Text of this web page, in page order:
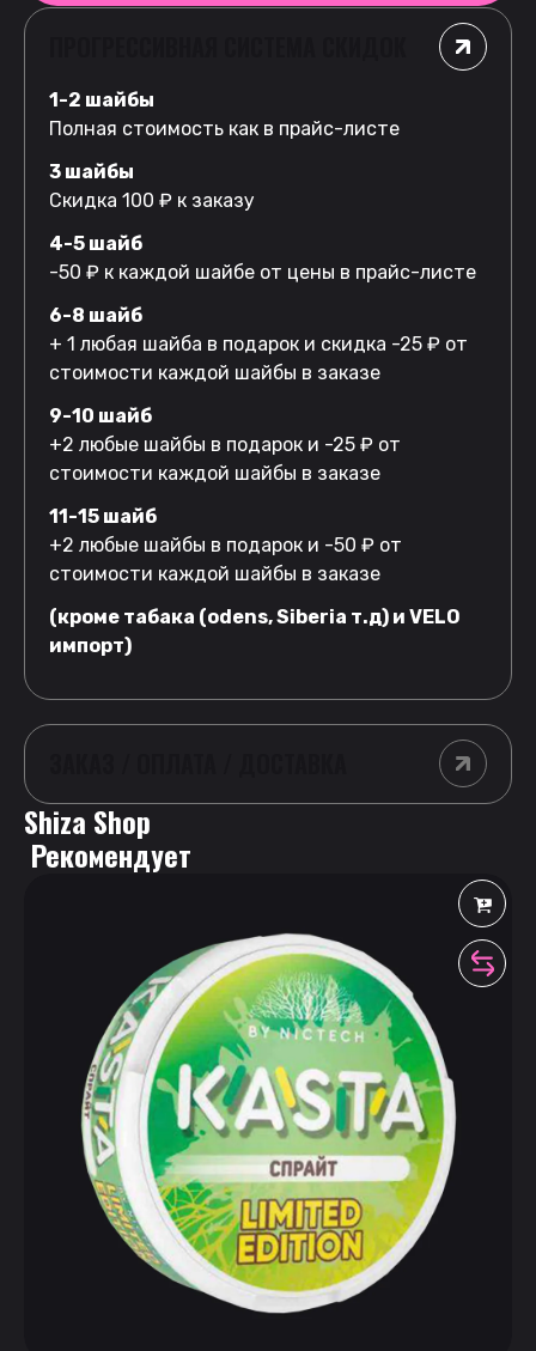
1-2 шайбы
Полная стоимость как в прайс-листе
3 шайбы
Скидка 100 ₽ к заказу
4-5 шайб
-50 ₽ к каждой шайбе от цены в прайс-листе
6-8 шайб
+ 1 любая шайба в подарок и скидка -25 ₽ от
стоимости каждой шайбы в заказе
9-10 шайб
+2 любые шайбы в подарок и -25 ₽ от
стоимости каждой шайбы в заказе
11-15 шайб
+2 любые шайбы в подарок и -50 ₽ от
стоимости каждой шайбы в заказе
(кроме табака (odens, Siberia т.д) и VELO
импорт)
Shiza Shop
Рекомендует